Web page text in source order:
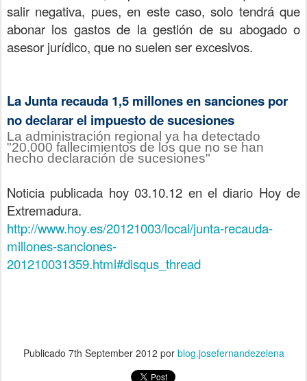
salir negativa, pues, en este caso, solo tendrá que
abonar los gastos de la gestión de su abogado o
asesor jurídico, que no suelen ser excesivos.
La Junta recauda 1,5 millones en sanciones por
no declarar el impuesto de sucesiones
La administración regional ya ha detectado
"20.000 fallecimientos de los que no se han
hecho declaración de sucesiones"
Noticia publicada hoy 03.10.12 en el diario Hoy de
Extremadura.
http://www.hoy.es/20121003/local/junta-recauda-
millones-sanciones-
201210031359.html#disqus_thread
Publicado 7th September 2012 por blog.josefernandezelena